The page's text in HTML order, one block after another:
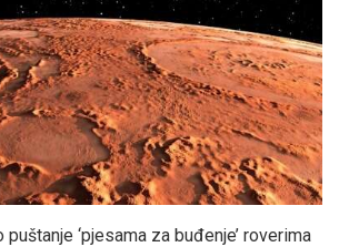
‘pjesama za buđenje’ roverima